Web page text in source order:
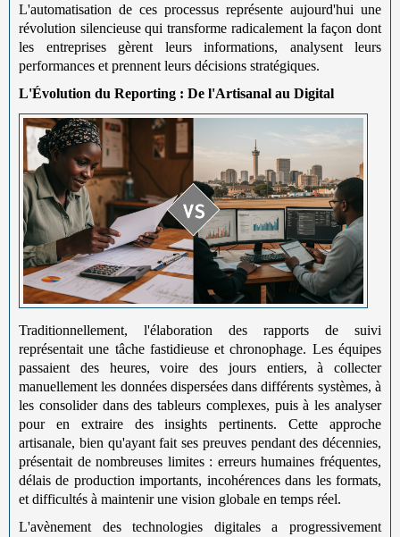
L'automatisation de ces processus représente aujourd'hui une
révolution silencieuse qui transforme radicalement la façon dont
les entreprises gèrent leurs informations, analysent leurs
performances et prennent leurs décisions stratégiques.
L'Évolution du Reporting : De l'Artisanal au Digital
Traditionnellement, l'élaboration des rapports de suivi
représentait une tâche fastidieuse et chronophage. Les équipes
passaient des heures, voire des jours entiers, à collecter
manuellement les données dispersées dans différents systèmes, à
les consolider dans des tableurs complexes, puis à les analyser
pour en extraire des insights pertinents. Cette approche
artisanale, bien qu'ayant fait ses preuves pendant des décennies,
présentait de nombreuses limites : erreurs humaines fréquentes,
délais de production importants, incohérences dans les formats,
et difficultés à maintenir une vision globale en temps réel.
L'avènement des technologies digitales a progressivement